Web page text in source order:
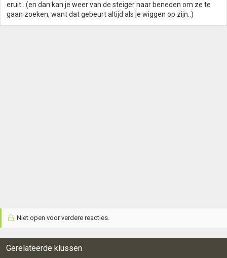
eruit.. (en dan kan je weer van de steiger naar beneden om ze te
gaan zoeken, want dat gebeurt altijd als je wiggen op zijn..)
Niet open voor verdere reacties.
Gerelateerde klussen